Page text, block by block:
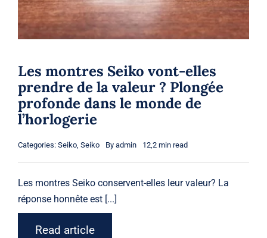
Les montres Seiko vont-elles
prendre de la valeur ? Plongée
profonde dans le monde de
l’horlogerie
Categories: Seiko, Seiko By admin 12,2 min read
Les montres Seikoconservent-elles leur valeur? La
réponse honnête est [...]
Read article